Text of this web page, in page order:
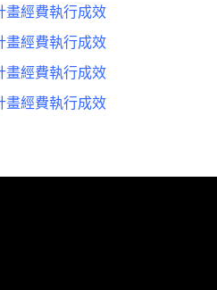
畫經費執行成效
畫經費執行成效
畫經費執行成效
畫經費執行成效